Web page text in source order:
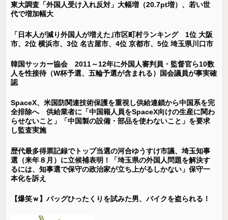
東大調査「外国人受け入れ反対」大幅増（20.7pt増）、若い世
代で増加幅大
「日本人が減り外国人が増えた｣市区町村ランキング 1位 大阪
市、2位 横浜市、3位 名古屋市、4位 京都市、5位 埼玉県川口市
韓国サッカー協会 2011～12年に外国人審判員・監督官ら10数
人を性接待（W杯予選、五輪予選が含まれる）国会議員が事実確
認
SpaceX、米国防関連技術保護を重視し供給連鎖から中国系を完
全排除へ 供給業者に「中国籍人員をSpaceX向けの生産に関わ
らせないこと」「中国製の設備・部品を使わないこと」を要求
し監査実施
歴代最多得票記録でトップ当選の河合ゆうすけ市議、埼玉知事
選（来年８月）に立候補表明！「埼玉県の外国人問題を解決す
るには、知事選で保守の政治家が立ち上がるしかない」保守一
本化を訴え
【爆笑ｗ】バッグひったくりを試みた男、バイクを盗られる！